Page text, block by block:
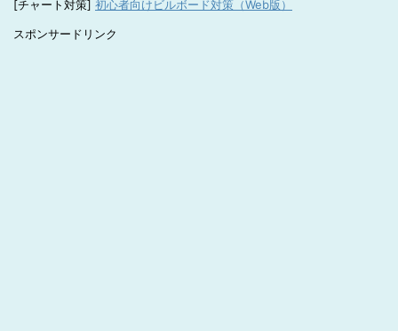
[チャート対策] 初心者向けビルボード対策（Web版）
スポンサードリンク